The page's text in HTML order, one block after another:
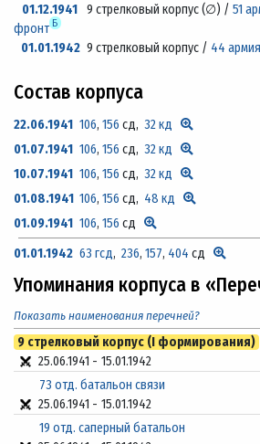
01.12.1941 9 стрелковый корпус (∅) /51
фронт Б
01.01.19429 стрелковый корпус / 44 армия
Состав корпуса
22.06.1941 106,156 сд,32 кд
01.07.1941 106,156 сд,32 кд
10.07.1941 106,156 сд,32 кд
01.08.1941 106,156 сд, 48 кд
01.09.1941 106,156 сд
01.01.1942 63 гсд,236,157, 404 сд
Упоминания корпуса в
Показать наименования перечней?
9 стрелковый корпус (I формирования)
25.06.1941 - 15.01.1942
73 отд. батальон связи
25.06.1941 - 15.01.1942
19 отд. саперный батальон